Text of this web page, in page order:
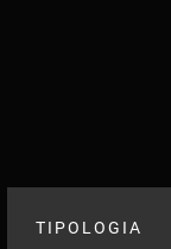
TIPOLOGIA